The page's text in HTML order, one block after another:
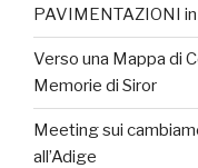
PAVIMENTAZIONI
Verso una Mappa di
Memorie di Siror
Meeting sui
all’Adige